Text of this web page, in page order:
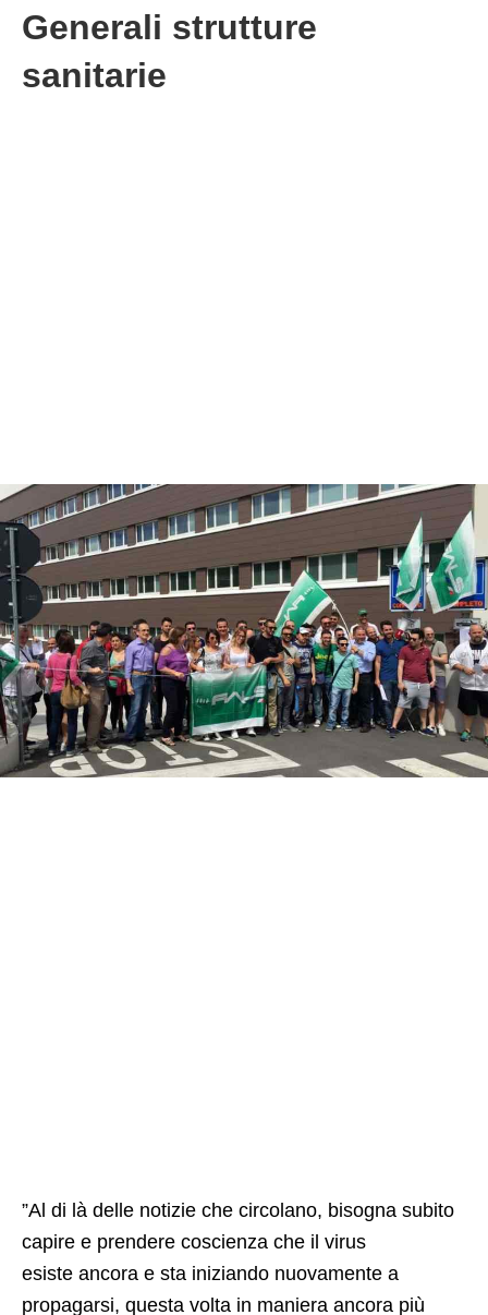
Generali strutture
sanitarie
”Al di là delle notizie che circolano, bisogna subito
capire e prendere coscienza che il virus
esiste ancora e sta iniziando nuovamente a
propagarsi, questa volta in maniera ancora più